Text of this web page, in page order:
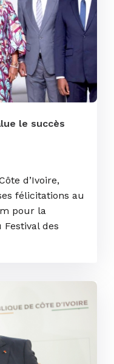
le succès
d’Ivoire,
félicitations au
pour la
Festival des